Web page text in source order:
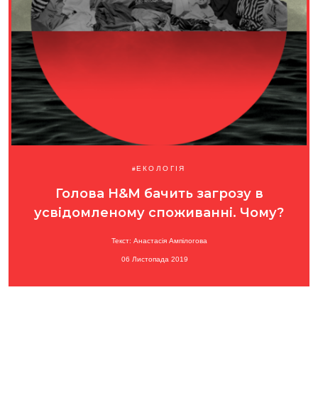
ЕКОЛОГІЯ
Голова H&M бачить загрозу в
усвідомленому споживанні. Чому?
Текст: Анастасія Ампілогова
06 Листопада 2019